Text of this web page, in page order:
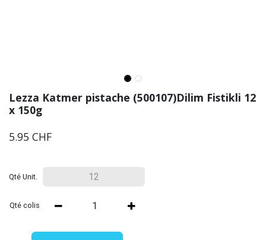
Lezza Katmer pistache (500107)Dilim Fistikli 12
x 150g
5.95 CHF
Qté Unit.
Qté colis